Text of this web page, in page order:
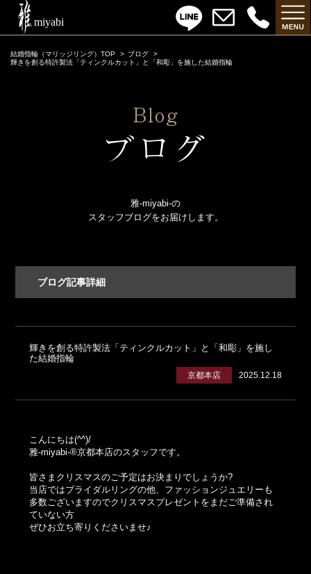
結婚指輪（マリッジリング）TOP
ブログ
輝きを創る特許製法「ティンクルカット」と「和彫」を施した結婚指輪
雅-miyabi-の
スタッフブログをお届けします。
ブログ記事詳細
輝きを創る特許製法「ティンクルカット」と「和彫」を施し
た結婚指輪
2025.12.18
京都本店
こんにちは(^^)/
雅-miyabi-®京都本店のスタッフです。
皆さまクリスマスのご予定はお決まりでしょうか?
当店ではブライダルリングの他、ファッションジュエリーも
多数ございますのでクリスマスプレゼントをまだご準備され
ていない方
ぜひお立ち寄りくださいませ♪